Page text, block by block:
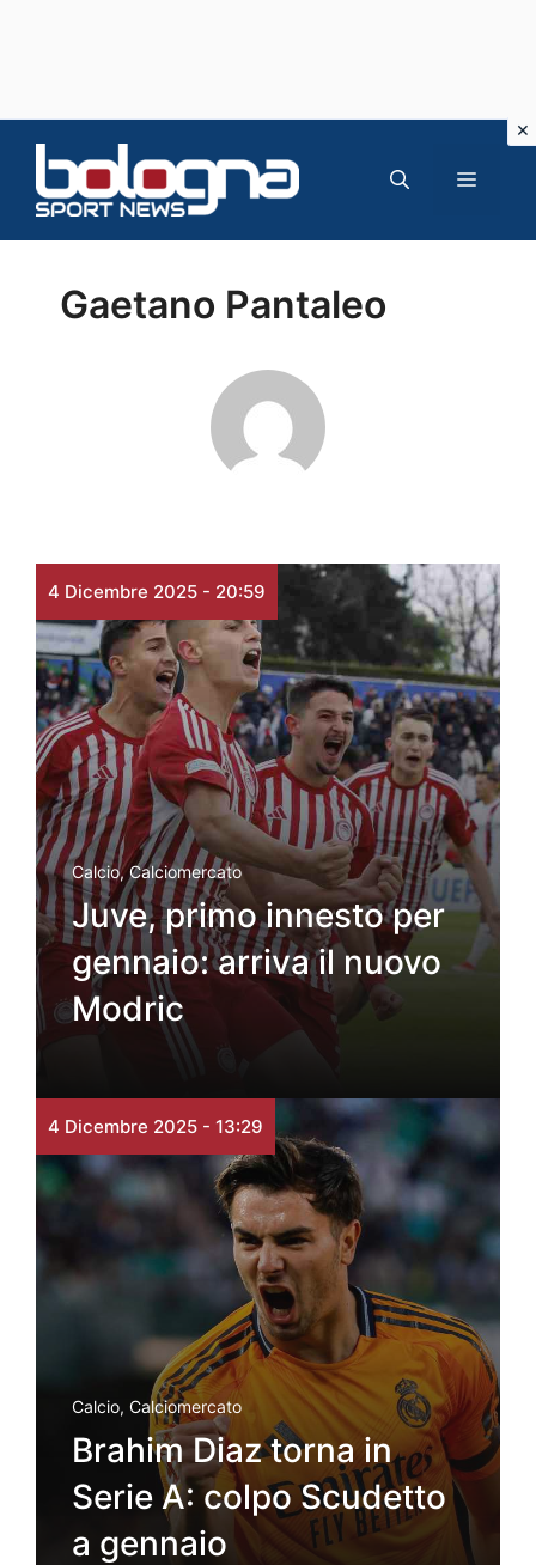
contenuto
MENU
Gaetano Pantaleo
4 Dicembre 2025 - 20:59
Calcio,Calciomercato
Juve, primo innesto per
gennaio: arriva il nuovo
Modric
4 Dicembre 2025 - 13:29
Calcio, Calciomercato
Brahim Diaz torna in
Serie A: colpo Scudetto
a gennaio